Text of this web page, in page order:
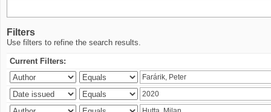
Filters
Use filters to refine the search results.
Current Filters: